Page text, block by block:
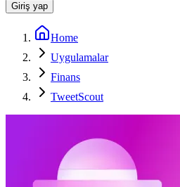
Giriş yap
Home
Uygulamalar
Finans
TweetScout